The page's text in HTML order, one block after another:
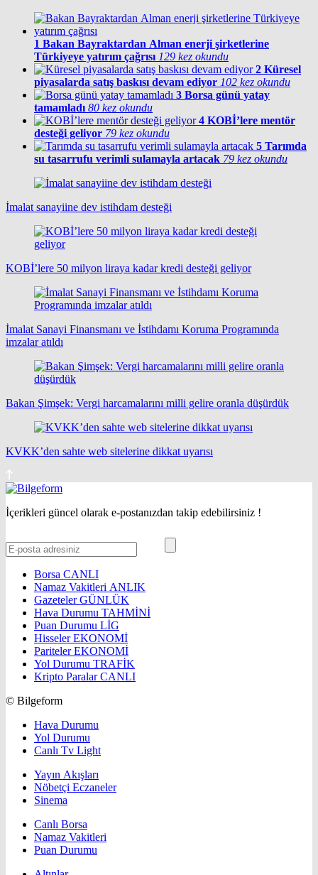
1 Bakan Bayraktardan Alman enerji şirketlerine
Türkiyeye yatırım çağrısı 129 kez okundu
2 Küresel
piyasalarda satış baskısı devam ediyor 102 kez okundu
3 Borsa günü yatay
tamamladı 80 kez okundu
4 KOBİ’lere mentör
desteği geliyor 79 kez okundu
5 Tarımda
su tasarrufu verimli sulamayla artacak 79 kez okundu
İmalat sanayiine dev istihdam desteği
KOBİ’lere 50 milyon liraya kadar kredi desteği geliyor
İmalat Sanayi Finansmanı ve İstihdamı Koruma Programında
imzalar atıldı
Bakan Şimşek: Vergi harcamalarını milli gelire oranla düşürdük
KVKK’den sahte web sitelerine dikkat uyarısı
İçerikleri güncel olarak e-postanızdan takip edebilirsiniz !
Borsa CANLI
Namaz Vakitleri ANLIK
GazetelerGÜNLÜK
Hava Durumu TAHMİNİ
Puan Durumu LİG
HisselerEKONOMİ
ParitelerEKONOMİ
Yol Durumu TRAFİK
Kripto ParalarCANLI
© Bilgeform
Hava Durumu
Yol Durumu
Canlı Tv Light
Yayın Akışları
Nöbetçi Eczaneler
Sinema
Canlı Borsa
Namaz Vakitleri
Puan Durumu